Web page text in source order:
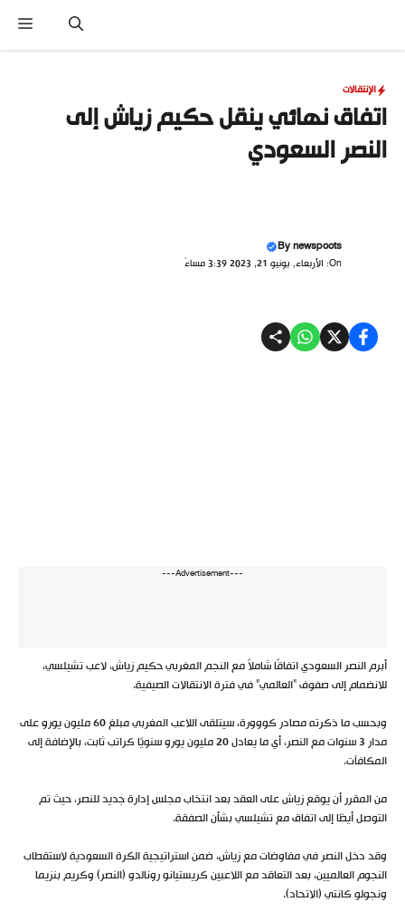
المحتوى
الإنتقالات
اتفاق نهائي ينقل حكيم زياش إلى
النصر السعودي
Bynewspoots
On: الأربعاء, يونيو 21, 2023 3:39 مساءً
---Advertisement---
أبرم النصر السعودي اتفاقًا شاملاً مع النجم المغربي حكيم زياش، لاعب تشيلسي،
للانضمام إلى صفوف “العالمي” في فترة الانتقالات الصيفية.
وبحسب ما ذكرته مصادر كووورة، سيتلقى اللاعب المغربي مبلغ 60 مليون يورو على
مدار 3 سنوات مع النصر، أي ما يعادل 20 مليون يورو سنويًا كراتب ثابت، بالإضافة إلى
المكافآت.
من المقرر أن يوقع زياش على العقد بعد انتخاب مجلس إدارة جديد للنصر، حيث تم
التوصل أيضًا إلى اتفاق مع تشيلسي بشأن الصفقة.
وقد دخل النصر في مفاوضات مع زياش، ضمن استراتيجية الكرة السعودية لاستقطاب
النجوم العالميين، بعد التعاقد مع اللاعبين كريستيانو رونالدو (النصر) وكريم بنزيما
ونجولو كانتي (الاتحاد).